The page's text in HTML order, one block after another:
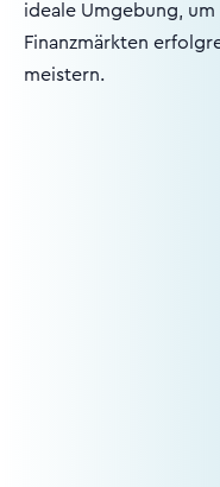
ideale Umgebung,
Finanzmärkten
meistern.